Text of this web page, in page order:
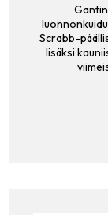
Scrabb-
lisäksi